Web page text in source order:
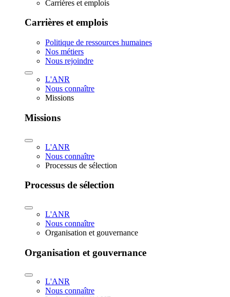
Carrières et emplois
Carrières et emplois
Politique de ressources humaines
Nos métiers
Nous rejoindre
L'ANR
Nous connaître
Missions
Missions
L'ANR
Nous connaître
Processus de sélection
Processus de sélection
L'ANR
Nous connaître
Organisation et gouvernance
Organisation et gouvernance
L'ANR
Nous connaître